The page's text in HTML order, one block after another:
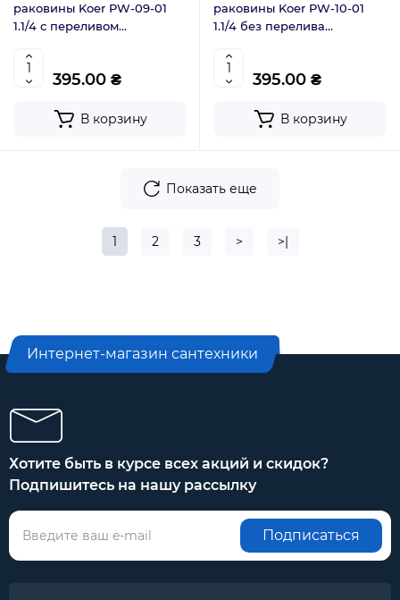
раковины Koer PW-09-01
1.1/4 с переливом
хром (KR5796)
395.00 ₴
В корзину
раковины Koer PW-10-01
1.1/4 без перелива
хром (KR5797)
395.00 ₴
В корзину
Показать еще
1 2 3 > >|
Интернет-магазин сантехники
Хотите быть в курсе всех акций и скидок?
Подпишитесь на нашу рассылку
Подписаться